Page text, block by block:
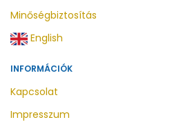
Minőségbiztosítás
English
INFORMÁCIÓK
Kapcsolat
Impresszum